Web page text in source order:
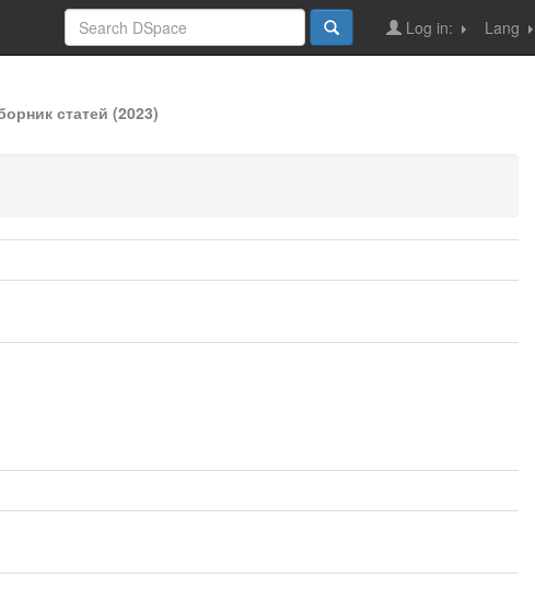
Lang
Log in:
статей (2023)